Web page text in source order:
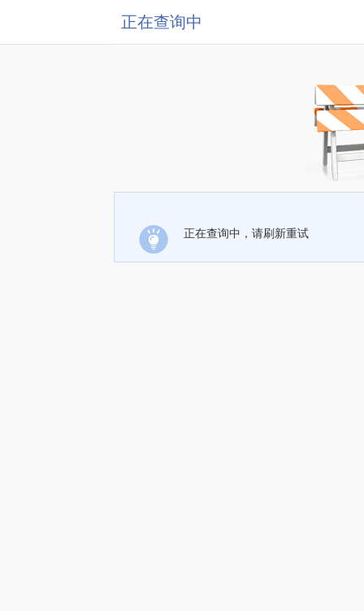
正在查询中
正在查询中，请刷新重试